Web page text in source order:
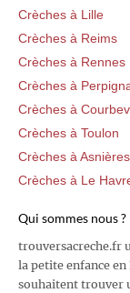
Crèches à Lille
Crèches à Reims
Crèches à Rennes
Crèches à
Crèches à
Crèches à Toulon
Crèches à
Crèches à Le
Qui sommes nous ?
trouversacreche.fr
la petite enfance
souhaitent trouver